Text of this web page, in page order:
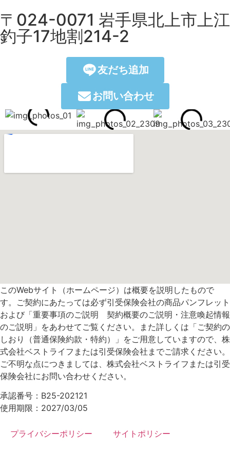
〒024-0071 岩手県北上市上江
釣子17地割214-2
友だち追加
お問い合わせ
このWebサイト（ホームページ）は概要を説明したもので
す。ご契約にあたっては必ず引受保険会社の商品パンフレット
および「重要事項のご説明 契約概要のご説明・注意喚起情報
のご説明」をあわせてご覧ください。また詳しくは「ご契約の
しおり（普通保険約款・特約）」をご用意していますので、株
式会社ベストライフまたは引受保険会社までご請求ください。
ご不明な点につきましては、株式会社ベストライフまたは引受
保険会社にお問い合わせください。
承認番号：B25-202121
使用期限：2027/03/05
プライバシーポリシー サイトポリシー